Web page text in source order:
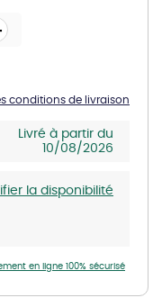
Livré à partir du
10/08/2026
la disponibilité
conditions de livraison
en ligne 100% sécurisé